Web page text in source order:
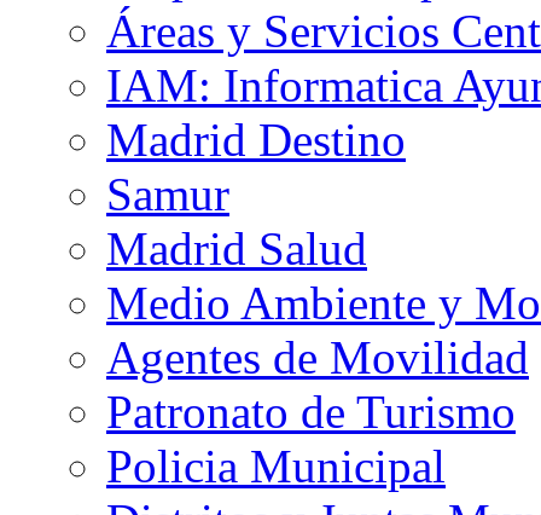
Áreas y Servicios
IAM: Informatica
Madrid Destino
Samur
Madrid Salud
Medio Ambiente y
Agentes de Movilidad
Patronato de Turismo
Policia Municipal